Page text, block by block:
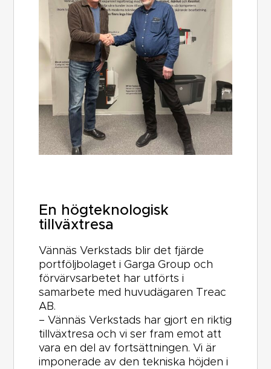
En högteknologisk
tillväxtresa
Vännäs Verkstads blir det fjärde
portföljbolaget i Garga Group och
förvärvsarbetet har utförts i
samarbete med huvudägaren Treac
AB.
– Vännäs Verkstads har gjort en riktig
tillväxtresa och vi ser fram emot att
vara en del av fortsättningen. Vi är
imponerade av den tekniska höjden i